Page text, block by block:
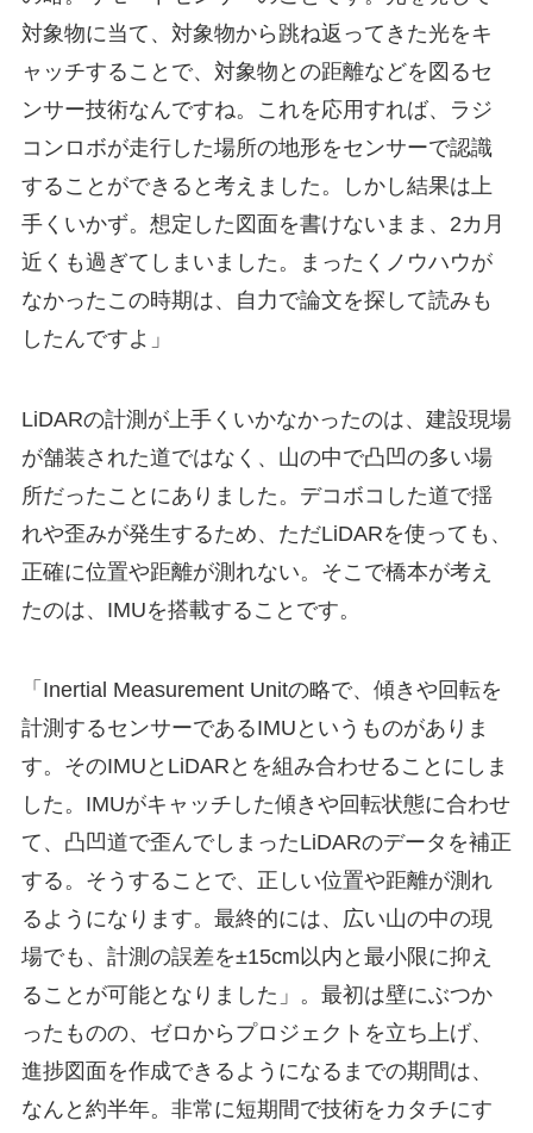
対象物に当て、対象物から跳ね返ってきた光をキ
ャッチすることで、対象物との距離などを図るセ
ンサー技術なんですね。これを応用すれば、ラジ
コンロボが走行した場所の地形をセンサーで認識
することができると考えました。しかし結果は上
手くいかず。想定した図面を書けないまま、2カ月
近くも過ぎてしまいました。まったくノウハウが
なかったこの時期は、自力で論文を探して読みも
したんですよ」
LiDARの計測が上手くいかなかったのは、建設現場
が舗装された道ではなく、山の中で凸凹の多い場
所だったことにありました。デコボコした道で揺
れや歪みが発生するため、ただLiDARを使っても、
正確に位置や距離が測れない。そこで橋本が考え
たのは、IMUを搭載することです。
「Inertial Measurement Unitの略で、傾きや回転を
計測するセンサーであるIMUというものがありま
す。そのIMUとLiDARとを組み合わせることにしま
した。IMUがキャッチした傾きや回転状態に合わせ
て、凸凹道で歪んでしまったLiDARのデータを補正
する。そうすることで、正しい位置や距離が測れ
るようになります。最終的には、広い山の中の現
場でも、計測の誤差を±15cm以内と最小限に抑え
ることが可能となりました」。最初は壁にぶつか
ったものの、ゼロからプロジェクトを立ち上げ、
進捗図面を作成できるようになるまでの期間は、
なんと約半年。非常に短期間で技術をカタチにす